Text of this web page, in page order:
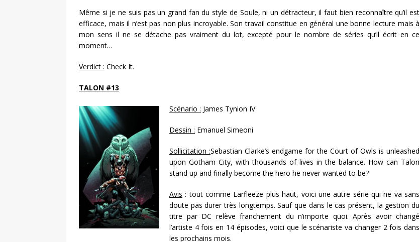
Même si je ne suis pas un grand fan du style de Soule, ni un détracteur, il faut bien reconnaître qu’il est
efficace, mais il n’est pas non plus incroyable. Son travail constitue en général une bonne lecture mais à
mon sens il ne se détache pas vraiment du lot, excepté pour le nombre de séries qu’il écrit en ce
moment…
Verdict : Check It.
TALON #13
Scénario : James Tynion IV
Dessin : Emanuel Simeoni
Sollicitation :Sebastian Clarke’s endgame for the Court of Owls is unleashed
upon Gotham City, with thousands of lives in the balance. How can Talon
stand up and finally become the hero he never wanted to be?
Avis : tout comme Larfleeze plus haut, voici une autre série qui ne va sans
doute pas durer très longtemps. Sauf que dans le cas présent, la gestion du
titre par DC relève franchement du n’importe quoi. Après avoir changé
l’artiste 4 fois en 14 épisodes, voici que le scénariste va changer 2 fois dans
les prochains mois.